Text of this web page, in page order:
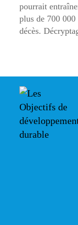
pourrait
plus de 700 000
décès.